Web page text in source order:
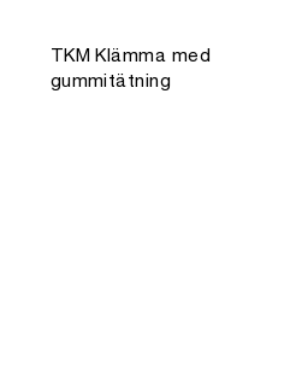
TKM Klämma med
gummitätning